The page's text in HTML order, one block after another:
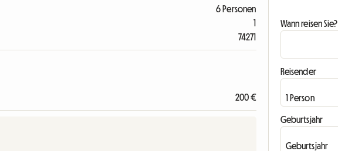
6 Personen
1
74271
200 €
Wann reisen Sie?
Reisender
Geburtsjahr